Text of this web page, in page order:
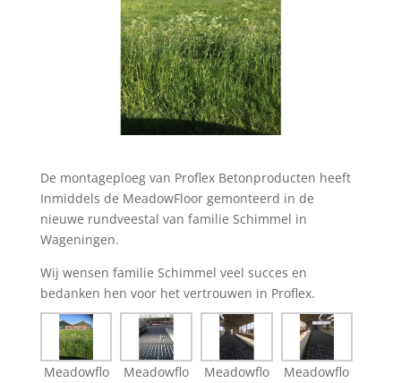
De montageploeg van Proflex Betonproducten heeft
Inmiddels de MeadowFloor gemonteerd in de
nieuwe rundveestal van familie Schimmel in
Wageningen.
Wij wensen familie Schimmel veel succes en
bedanken hen voor het vertrouwen in Proflex.
Meadowflo
Meadowflo
Meadowflo
Meadowflo